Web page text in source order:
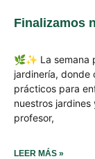
Finalizamos
🌿✨ La semana
jardinería, donde
prácticos para
nuestros jardines
profesor,
LEER MÁS »